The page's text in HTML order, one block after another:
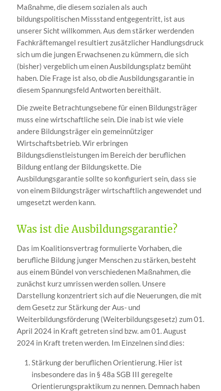
Maßnahme, die diesem sozialen als auch
bildungspolitischen Missstand entgegentritt, ist aus
unserer Sicht willkommen. Aus dem stärker werdenden
Fachkräftemangel resultiert zusätzlicher Handlungsdruck
sich um die jungen Erwachsenen zu kümmern, die sich
(bisher) vergeblich um einen Ausbildungsplatz bemüht
haben. Die Frage ist also, ob die Ausbildungsgarantie in
diesem Spannungsfeld Antworten bereithält.
Die zweite Betrachtungsebene für einen Bildungsträger
muss eine wirtschaftliche sein. Die inab ist wie viele
andere Bildungsträger ein gemeinnütziger
Wirtschaftsbetrieb. Wir erbringen
Bildungsdienstleistungen im Bereich der beruflichen
Bildung entlang der Bildungskette. Die
Ausbildungsgarantie sollte so konfiguriert sein, dass sie
von einem Bildungsträger wirtschaftlich angewendet und
umgesetzt werden kann.
Was ist die Ausbildungsgarantie?
Das im Koalitionsvertrag formulierte Vorhaben, die
berufliche Bildung junger Menschen zu stärken, besteht
aus einem Bündel von verschiedenen Maßnahmen, die
zunächst kurz umrissen werden sollen. Unsere
Darstellung konzentriert sich auf die Neuerungen, die mit
dem Gesetz zur Stärkung der Aus- und
Weiterbildungsförderung (Weiterbildungsgesetz) zum 01.
April 2024 in Kraft getreten sind bzw. am 01. August
2024 in Kraft treten werden. Im Einzelnen sind dies:
Stärkung der beruflichen Orientierung. Hier ist
insbesondere das in § 48a SGB III geregelte
Orientierungspraktikum zu nennen. Demnach haben